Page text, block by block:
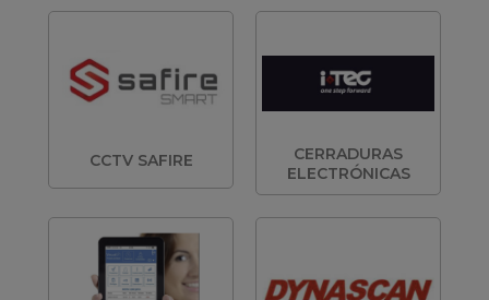
CCTV SAFIRE
CERRADURAS
ELECTRÓNICAS